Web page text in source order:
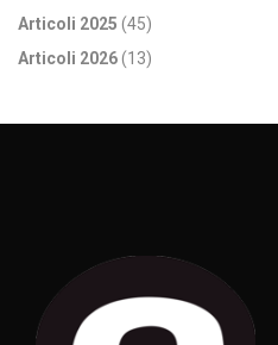
Articoli 2025 (45)
Articoli 2026(13)